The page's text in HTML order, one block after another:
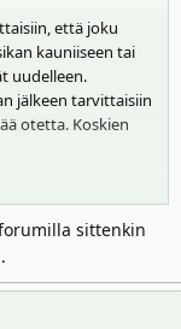
että joku
kauniiseen tai
uudelleen.
jälkeen tarvittaisiin
otetta. Koskien
(varmasti
lisätyt
sittenkin